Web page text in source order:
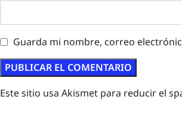
Guarda mi nombre, correo
Este sitio usa Akismet para reducir el